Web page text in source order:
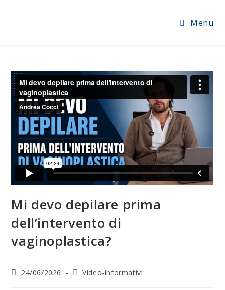
Menu
Mi devo depilare prima
dell’intervento di
vaginoplastica?
24/06/2026 Video-informativi